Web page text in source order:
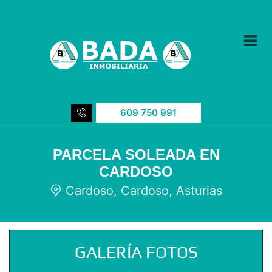
609 750 991
PARCELA SOLEADA EN
CARDOSO
Cardoso, Cardoso, Asturias
GALERÍA FOTOS